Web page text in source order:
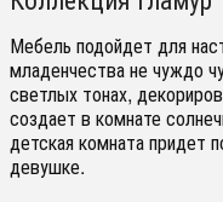
Мебель подойдет для
младенчества не чуждо
светлых тонах,
создает в комнате
детская комната придет
девушке.